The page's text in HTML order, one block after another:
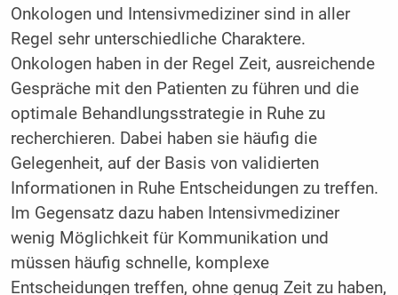
Onkologen und Intensivmediziner sind in aller
Regel sehr unterschiedliche Charaktere.
Onkologen haben in der Regel Zeit, ausreichende
Gespräche mit den Patienten zu führen und die
optimale Behandlungsstrategie in Ruhe zu
recherchieren. Dabei haben sie häufig die
Gelegenheit, auf der Basis von validierten
Informationen in Ruhe Entscheidungen zu treffen.
Im Gegensatz dazu haben Intensivmediziner
wenig Möglichkeit für Kommunikation und
müssen häufig schnelle, komplexe
Entscheidungen treffen, ohne genug Zeit zu haben,